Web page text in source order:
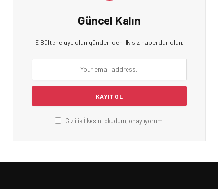
Güncel Kalın
E Bültene üye olun gündemden ilk siz haberdar olun.
Gizlilik İlkesini okudum, onaylıyorum.